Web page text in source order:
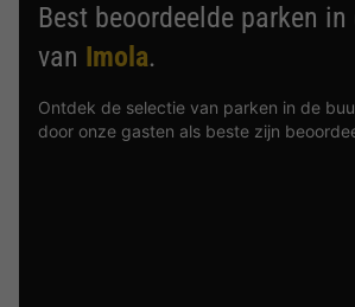
Best beoordeelde parken
van Imola.
Ontdek de selectie van parken in de
door onze gasten als beste zijn